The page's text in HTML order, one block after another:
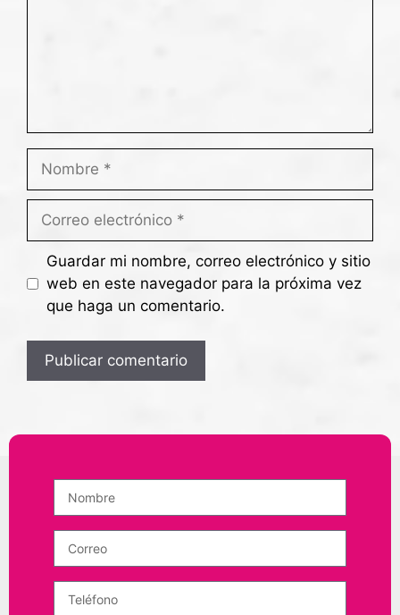
Guardar mi nombre, correo electrónico y sitio
web en este navegador para la próxima vez
que haga un comentario.